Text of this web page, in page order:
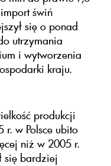
świń
się o ponad
utrzymania
i wytworzenia
kraju.
produkcji
r. w Polsce ubito
niż w 2005 r.
się bardziej